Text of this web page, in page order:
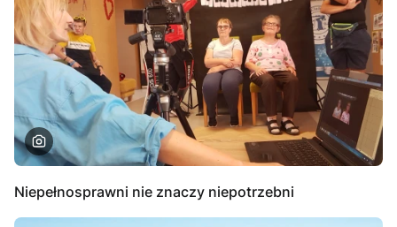
Niepełnosprawni nie znaczy niepotrzebni